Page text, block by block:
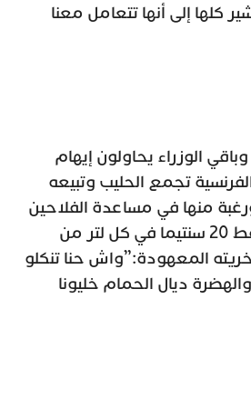
كلها إلى أنها تتعامل معنا
الوزراء يحاولون إيهام
تجمع الحليب وتبيعه
منها في مساعدة الفلاحين
الفقراء وأنها تربح فقط 20 سنتيما في كل لتر من
المعهودة:”واش حنا تنكلو
ديال الحمام خليونا